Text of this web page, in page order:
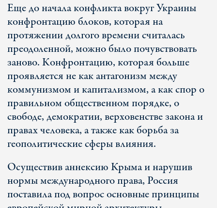
Еще до начала конфликта вокруг Украины
конфронтацию блоков, которая на
протяжении долгого времени считалась
преодоленной, можно было почувствовать
заново. Конфронтацию, которая больше
проявляется не как антагонизм между
коммунизмом и капитализмом, а как спор о
правильном общественном порядке, о
свободе, демократии, верховенстве закона и
правах человека, а также как борьба за
геополитические сферы влияния.
Осуществив аннексию Крыма и нарушив
нормы международного права, Россия
поставила под вопрос основные принципы